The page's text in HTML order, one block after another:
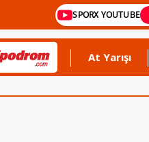
SPORX YOUTUBE
At Yarışı